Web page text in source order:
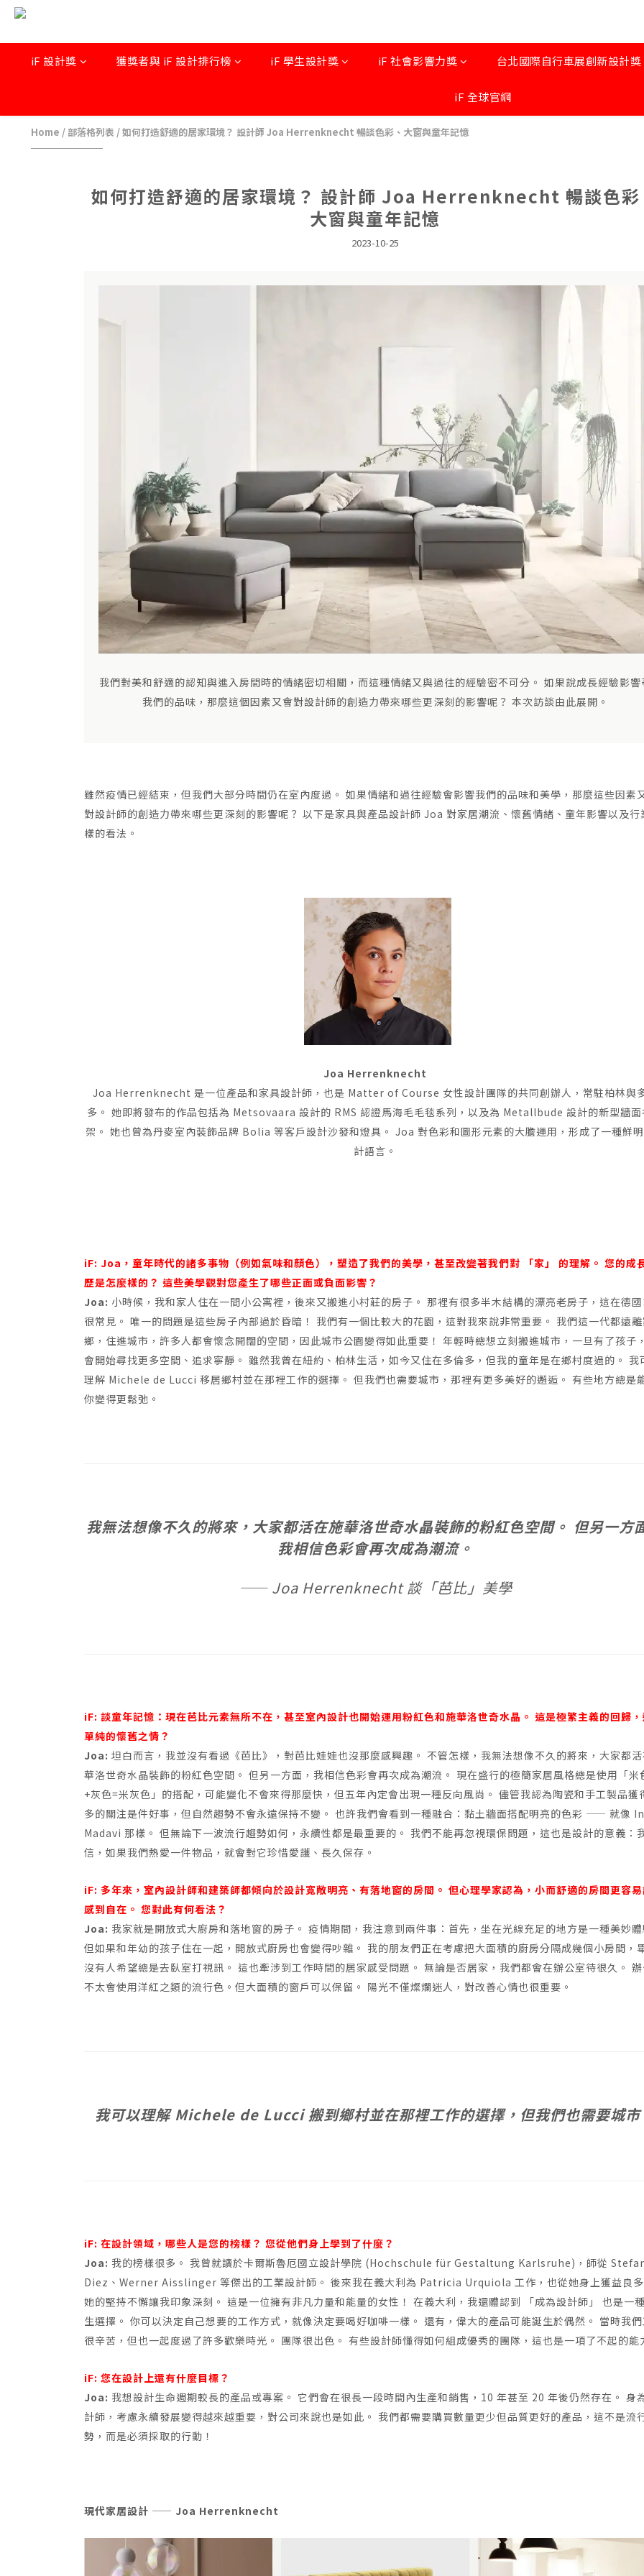
iF 設計獎 獲獎者與 iF 設計排行榜 iF 學生設計獎 iF 社會影響力獎 台北國際自行車展創新設計
iF 全球官網
Home / 部落格列表 /如何打造舒適的居家環境？ 設計師 Joa Herrenknecht 暢談色彩、大窗與童年記憶
如何打造舒適的居家環境？ 設計師 Joa Herrenknecht 暢談色彩
大窗與童年記憶
2023-10-25
我們對美和舒適的認知與進入房間時的情緒密切相關，而這種情緒又與過往的經驗密不可分。 如果說成長經驗影響
我們的品味，那麼這個因素又會對設計師的創造力帶來哪些更深刻的影響呢？ 本次訪談由此展開。
雖然疫情已經結束，但我們大部分時間仍在室內度過。 如果情緒和過往經驗會影響我們的品味和美學，那麼這些因素
對設計師的創造力帶來哪些更深刻的影響呢？ 以下是家具與產品設計師 Joa 對家居潮流、懷舊情緒、童年影響以及行
樣的看法。
Joa Herrenknecht
Joa Herrenknecht 是一位產品和家具設計師，也是 Matter of Course 女性設計團隊的共同創辦人，常駐柏林與
多。 她即將發布的作品包括為 Metsovaara 設計的 RMS 認證馬海毛毛毯系列，以及為 Metallbude 設計的新型牆面
架。 她也曾為丹麥室內裝飾品牌 Bolia 等客戶設計沙發和燈具。 Joa 對色彩和圖形元素的大膽運用，形成了一種鮮
計語言。
iF: Joa，童年時代的諸多事物（例如氣味和顏色），塑造了我們的美學，甚至改變著我們對 「家」 的理解。 您的成
歷是怎麼樣的？ 這些美學觀對您產生了哪些正面或負面影響？
Joa: 小時候，我和家人住在一間小公寓裡，後來又搬進小村莊的房子。 那裡有很多半木結構的漂亮老房子，這在德國
很常見。 唯一的問題是這些房子內部過於昏暗！ 我們有一個比較大的花園，這對我來說非常重要。 我們這一代都遠
鄉，住進城市，許多人都會懷念開闊的空間，因此城市公園變得如此重要！ 年輕時總想立刻搬進城市，一旦有了孩子
會開始尋找更多空間、追求寧靜。 雖然我曾在紐約、柏林生活，如今又住在多倫多，但我的童年是在鄉村度過的。 我
理解 Michele de Lucci 移居鄉村並在那裡工作的選擇。 但我們也需要城市，那裡有更多美好的邂逅。 有些地方總是
你變得更鬆弛。
我無法想像不久的將來，大家都活在施華洛世奇水晶裝飾的粉紅色空間。 但另一方
我相信色彩會再次成為潮流。
—— Joa Herrenknecht 談「芭比」美學
iF: 談童年記憶：現在芭比元素無所不在，甚至室內設計也開始運用粉紅色和施華洛世奇水晶。 這是極繁主義的回歸
單純的懷舊之情？
Joa: 坦白而言，我並沒有看過《芭比》，對芭比娃娃也沒那麼感興趣。 不管怎樣，我無法想像不久的將來，大家都
華洛世奇水晶裝飾的粉紅色空間。 但另一方面，我相信色彩會再次成為潮流。 現在盛行的極簡家居風格總是使用「米
+灰色=米灰色」的搭配，可能變化不會來得那麼快，但五年內定會出現一種反向風尚。 儘管我認為陶瓷和手工製品獲
多的關注是件好事，但自然趨勢不會永遠保持不變。 也許我們會看到一種融合：黏土牆面搭配明亮的色彩 —— 就像
Madavi 那樣。 但無論下一波流行趨勢如何，永續性都是最重要的。 我們不能再忽視環保問題，這也是設計的意義：
信，如果我們熱愛一件物品，就會對它珍惜愛護、長久保存。
iF: 多年來，室內設計師和建築師都傾向於設計寬敞明亮、有落地窗的房間。 但心理學家認為，小而舒適的房間更容
感到自在。 您對此有何看法？
Joa: 我家就是開放式大廚房和落地窗的房子。 疫情期間，我注意到兩件事：首先，坐在光線充足的地方是一種美妙體
但如果和年幼的孩子住在一起，開放式廚房也會變得吵雜。 我的朋友們正在考慮把大面積的廚房分隔成幾個小房間，
沒有人希望總是去臥室打視訊。 這也牽涉到工作時間的居家感受問題。 無論是否居家，我們都會在辦公室待很久。 辦
不太會使用洋紅之類的流行色。但大面積的窗戶可以保留。 陽光不僅燦爛迷人，對改善心情也很重要。
我可以理解 Michele de Lucci 搬到鄉村並在那裡工作的選擇，但我們也需要城市
iF: 在設計領域，哪些人是您的榜樣？ 您從他們身上學到了什麼？
Joa: 我的榜樣很多。 我曾就讀於卡爾斯魯厄國立設計學院 (Hochschule für Gestaltung Karlsruhe)，師從
Diez、Werner Aisslinger 等傑出的工業設計師。 後來我在義大利為 Patricia Urquiola 工作，也從她身上獲益良多
她的堅持不懈讓我印象深刻。 這是一位擁有非凡力量和能量的女性！ 在義大利，我還體認到 「成為設計師」 也是一
生選擇。 你可以決定自己想要的工作方式，就像決定要喝好咖啡一樣。 還有，偉大的產品可能誕生於偶然。 當時我
很辛苦，但也一起度過了許多歡樂時光。 團隊很出色。 有些設計師懂得如何組成優秀的團隊，這也是一項了不起的能
iF: 您在設計上還有什麼目標？
Joa: 我想設計生命週期較長的產品或專案。 它們會在很長一段時間內生產和銷售，10 年甚至 20 年後仍然存在。 身
計師，考慮永續發展變得越來越重要，對公司來說也是如此。 我們都需要購買數量更少但品質更好的產品，這不是流
勢，而是必須採取的行動！
現代家居設計 —— Joa Herrenknecht